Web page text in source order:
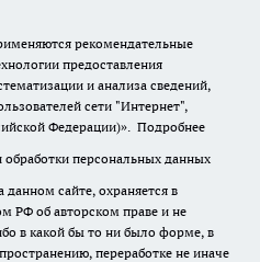
рекомендательные
предоставления
и анализа сведений,
сети "Интернет",
Федерации)». Подробнее
персональных данных
сайте, охраняется в
РФ об авторском праве и не
в какой бы то ни было форме, в
переработке не иначе